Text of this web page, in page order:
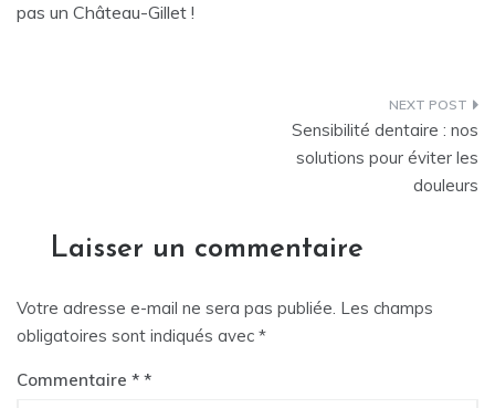
pas un Château-Gillet !
Sensibilité dentaire : nos
solutions pour éviter les
douleurs
Laisser un commentaire
Votre adresse e-mail ne sera pas publiée. Les champs
obligatoires sont indiqués avec *
Commentaire *